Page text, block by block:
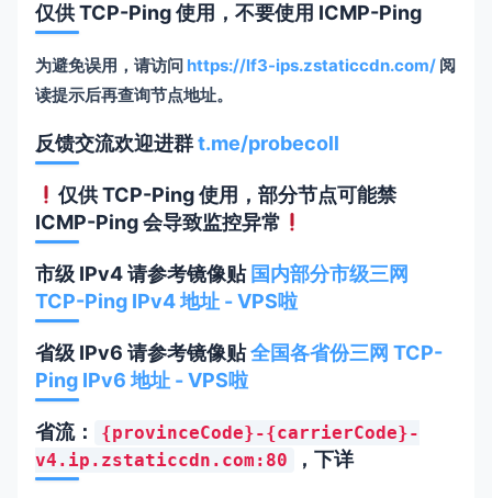
仅供 TCP-Ping 使用，不要使用 ICMP-Ping
为避免误用，请访问 https://lf3-ips.zstaticcdn.com/ 阅
读提示后再查询节点地址。
反馈交流欢迎进群t.me/probecoll
仅供 TCP-Ping 使用，部分节点可能禁
ICMP-Ping 会导致监控异常
市级 IPv4 请参考镜像贴 国内部分市级三网
TCP-Ping IPv4 地址 - VPS啦
省级 IPv6 请参考镜像贴全国各省份三网 TCP-
Ping IPv6 地址 - VPS啦
省流：
{provinceCode}-{carrierCode}-
v4.ip.zstaticcdn.com:80
，下详